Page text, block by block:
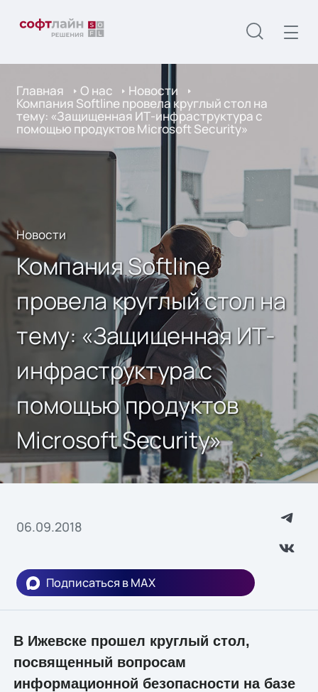
Главная О нас Новости
Компания Softline провела круглый стол на
тему: «Защищенная ИТ-инфраструктура с
помощью продуктов Microsoft Security»
Новости
Компания Softline
провела круглый стол на
тему: «Защищенная ИТ-
инфраструктура с
помощью продуктов
Microsoft Security»
06.09.2018
Подписаться в MAX
В Ижевске прошел круглый стол,
посвященный вопросам
информационной безопасности на базе